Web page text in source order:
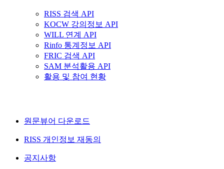
RISS 검색 API
KOCW 강의정보 API
WILL 연계 API
Rinfo 통계정보 API
FRIC 검색 API
SAM 분석활용 API
활용 및 참여 현황
원문뷰어 다운로드
RISS 개인정보 재동의
공지사항